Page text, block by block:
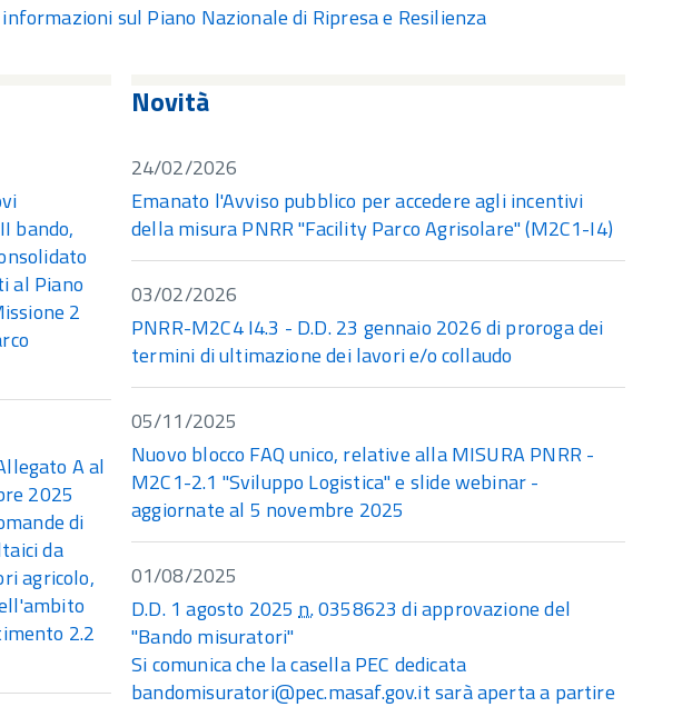
sul Piano Nazionale di Ripresa e Resilienza
bando,
al Piano
2
A al
2025
di
da
agricolo,
2.2
Novità
24/02/2026
Emanato l'Avviso pubblico per accedere agli incentivi
della misura PNRR "Facility Parco Agrisolare" (M2C1-I4)
03/02/2026
PNRR-M2C4 I4.3 - D.D. 23 gennaio 2026 di proroga dei
termini di ultimazione dei lavori e/o collaudo
05/11/2025
Nuovo blocco FAQunico, relative alla MISURA PNRR -
M2C1-2.1 "Sviluppo Logistica" e slide webinar -
aggiornate al 5 novembre 2025
01/08/2025
D.D. 1 agosto 2025n.0358623 di approvazione del
"Bando misuratori"
Si comunica che la casella PEC dedicata
bandomisuratori@pec.masaf.gov.it sarà aperta a partire